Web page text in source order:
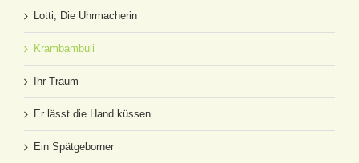
Lotti, Die Uhrmacherin
Krambambuli
Ihr Traum
Er lässt die Hand küssen
Ein Spätgeborner